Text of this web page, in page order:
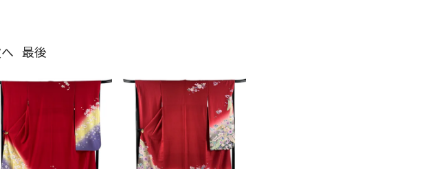
最後